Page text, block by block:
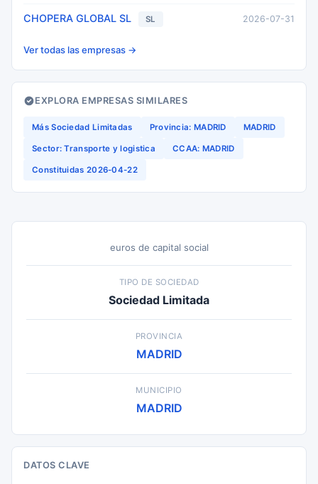
CHOPERA GLOBAL SL SL 2026-07-31
Ver todas las empresas →
EXPLORA EMPRESAS SIMILARES
Más Sociedad Limitadas Provincia: MADRID MADRID
Sector: Transporte y logistica CCAA: MADRID
Constituidas 2026-04-22
euros de capital social
TIPO DE SOCIEDAD
Sociedad Limitada
PROVINCIA
MADRID
MUNICIPIO
MADRID
DATOS CLAVE